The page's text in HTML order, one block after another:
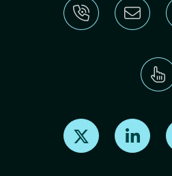
Find us on X